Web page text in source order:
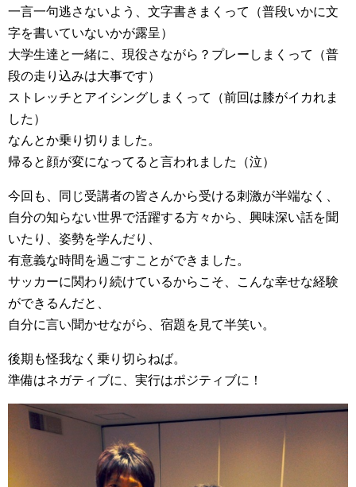
一言一句逃さないよう、文字書きまくって（普段いかに文
字を書いていないかが露呈）
大学生達と一緒に、現役さながら？プレーしまくって（普
段の走り込みは大事です）
ストレッチとアイシングしまくって（前回は膝がイカれま
した）
なんとか乗り切りました。
帰ると顔が変になってると言われました（泣）
今回も、同じ受講者の皆さんから受ける刺激が半端なく、
自分の知らない世界で活躍する方々から、興味深い話を聞
いたり、姿勢を学んだり、
有意義な時間を過ごすことができました。
サッカーに関わり続けているからこそ、こんな幸せな経験
ができるんだと、
自分に言い聞かせながら、宿題を見て半笑い。
後期も怪我なく乗り切らねば。
準備はネガティブに、実行はポジティブに！